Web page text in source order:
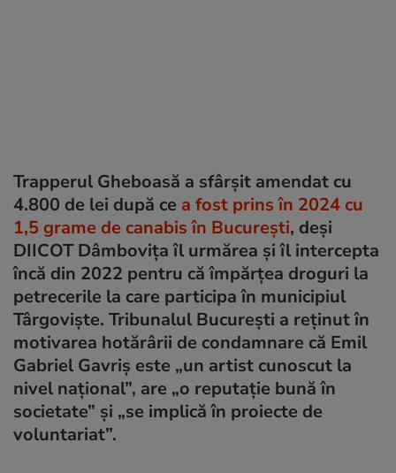
Trapperul Gheboasă a sfârșit amendat cu
4.800 de lei după ce a fost prins în 2024 cu
1,5 grame de canabis în București, deși
DIICOT Dâmbovița îl urmărea și îl intercepta
încă din 2022 pentru că împărțea droguri la
petrecerile la care participa în municipiul
Târgoviște. Tribunalul București a reținut în
motivarea hotărârii de condamnare că Emil
Gabriel Gavriș este „un artist cunoscut la
nivel național”, are „o reputație bună în
societate” și „se implică în proiecte de
voluntariat”.